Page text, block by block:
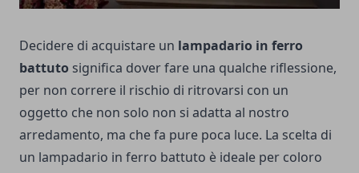
Decidere di acquistare un lampadario in ferro
battuto significa dover fare una qualche riflessione,
per non correre il rischio di ritrovarsi con un
oggetto che non solo non si adatta al nostro
arredamento, ma che fa pure poca luce. La scelta di
un lampadario in ferro battuto è ideale per coloro